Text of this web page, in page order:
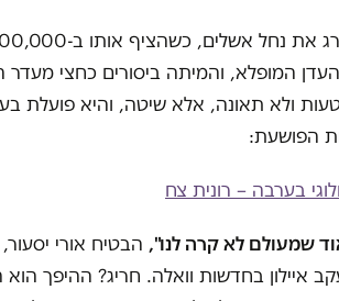
המופלא, והמיתה ביסורים כחצי מעדר
ולא תאונה, אלא שיטה, והיא פועלת
הפושעת:
בערבה – רונית צח
הבטיח אורי
איילון בחדשות וואלה. חריג? ההיפך